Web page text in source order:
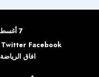
7 أغسطس، 2026
Facebook
Twitter
افاق الرياضة AfaqSports